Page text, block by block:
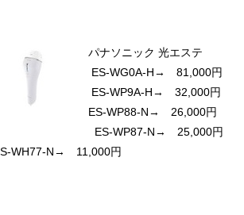
パナソニック 光エステ
ES-WG0A-H→ 81,000円
ES-WP9A-H→ 32,000円
ES-WP88-N→ 26,000円
ES-WP87-N→ 25,000円
WH77-N→ 11,000円